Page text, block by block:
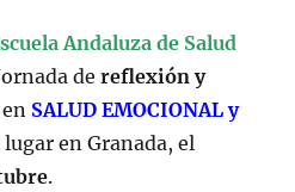
Andaluza de Salud
dereflexión y
SALUD EMOCIONAL y
en Granada, el
.